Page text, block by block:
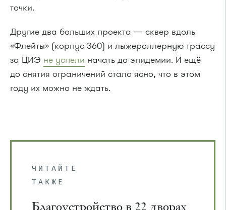
точки.
Другие два больших проекта — сквер вдоль
«Флейты» (корпус 360) и лыжероллерную трассу
за ЦИЭ не успели начать до эпидемии. И ещё
до снятия ограничений стало ясно, что в этом
году их можно не ждать.
ЧИТАЙТЕ
ТАКЖЕ
Благоустройство в 22 дворах